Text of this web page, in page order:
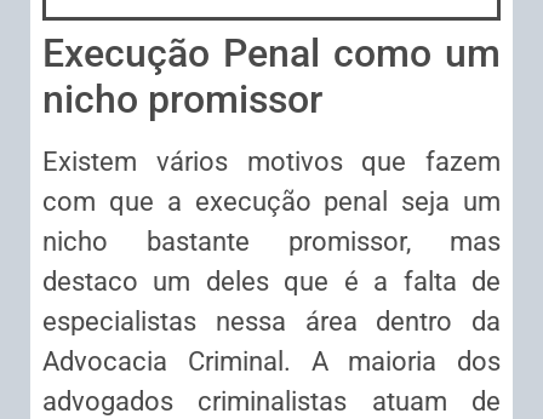
Execução Penal como um
nicho promissor
Existem vários motivos que fazem
com que a execução penal seja um
nicho bastante promissor, mas
destaco um deles que é a falta de
especialistas nessa área dentro da
Advocacia Criminal. A maioria dos
advogados criminalistas atuam de